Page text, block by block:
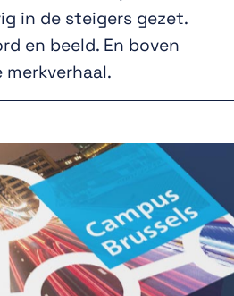
in de steigers gezet.
en beeld. En boven